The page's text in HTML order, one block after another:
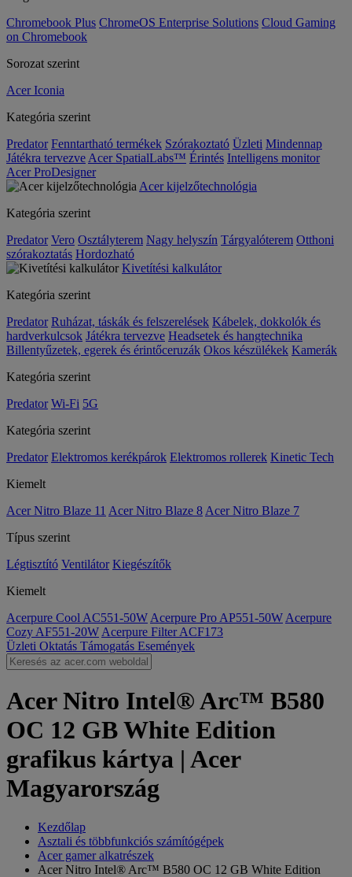
Chromebook Plus ChromeOS Enterprise Solutions Cloud Gaming
on Chromebook
Sorozat szerint
Acer Iconia
Kategória szerint
Predator Fenntartható termékek Szórakoztató Üzleti Mindennap
Játékra tervezve Acer SpatialLabs™ Érintés Intelligens monitor
Acer ProDesigner
Acer kijelzőtechnológia
Kategória szerint
Predator Vero Osztályterem Nagy helyszín Tárgyalóterem Otthoni
szórakoztatás Hordozható
Kivetítési kalkulátor
Kategória szerint
Predator Ruházat, táskák és felszerelések Kábelek, dokkolók és
hardverkulcsok Játékra tervezve Headsetek és hangtechnika
Billentyűzetek, egerek és érintőceruzák Okos készülékek Kamerák
Kategória szerint
Predator Wi-Fi 5G
Kategória szerint
Predator Elektromos kerékpárok Elektromos rollerek Kinetic Tech
Kiemelt
Acer Nitro Blaze 11 Acer Nitro Blaze 8 Acer Nitro Blaze 7
Típus szerint
Légtisztító Ventilátor Kiegészítők
Kiemelt
Acerpure Cool AC551-50W Acerpure Pro AP551-50W Acerpure
Cozy AF551-20W Acerpure Filter ACF173
Üzleti Oktatás Támogatás Események
Acer Nitro Intel® Arc™ B580
OC 12 GB White Edition
grafikus kártya | Acer
Magyarország
Kezdőlap
Asztali és többfunkciós számítógépek
Acer gamer alkatrészek
Acer Nitro Intel® Arc™ B580 OC 12 GB White Edition